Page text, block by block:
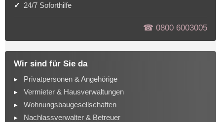
24/7 Soforthilfe
☎︎ 0800 6003005
Wir sind für Sie da
Privatpersonen & Angehörige
Vermieter & Hausverwaltungen
Wohnungsbaugesellschaften
Nachlassverwalter & Betreuer